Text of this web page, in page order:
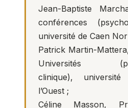
Jean-Baptiste
conférences
université de Caen
Patrick Martin-
Universités
clinique),
l’Ouest ;
Céline Masson,